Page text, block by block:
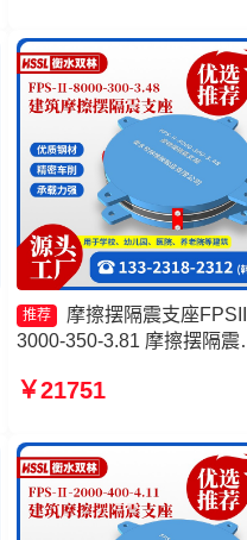
推荐
摩擦摆隔震支座
3000-350-3.81 摩擦摆隔震
厂家 FPS支座 摩擦摆隔震
厂家
￥21751